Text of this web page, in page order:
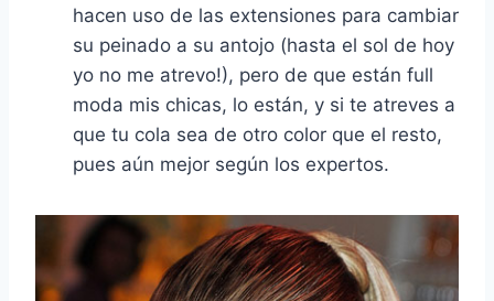
hacen uso de las extensiones para cambiar
su peinado a su antojo (hasta el sol de hoy
yo no me atrevo!), pero de que están full
moda mis chicas, lo están, y si te atreves a
que tu cola sea de otro color que el resto,
pues aún mejor según los expertos.